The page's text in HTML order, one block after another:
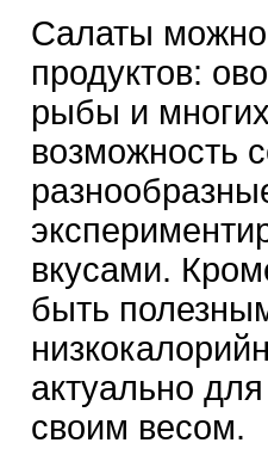
Салаты можно
продуктов:
рыбы и
возможность
вкусами.
быть
актуально
своим весом.